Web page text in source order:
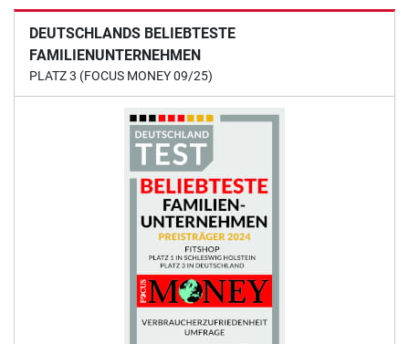
DEUTSCHLANDS BELIEBTESTE
FAMILIENUNTERNEHMEN
PLATZ 3 (FOCUS MONEY 09/25)